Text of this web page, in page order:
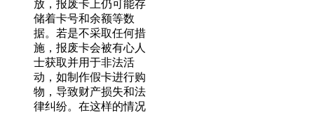
放，报废卡上仍可能存
储着卡号和余额等数
据。若是不采取任何措
施，报废卡会被有心人
士获取并用于非法活
动，如制作假卡进行购
物，导致财产损失和法
律纠纷。在这样的情况